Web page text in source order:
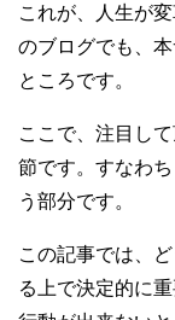
これが、人生が
のブログでも、
ところです。
ここで、注目し
節です。すなわ
う部分です。
この記事では、
る上で決定的に